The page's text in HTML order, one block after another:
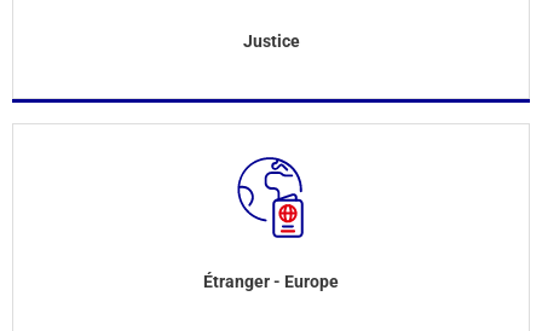
Justice
Étranger - Europe